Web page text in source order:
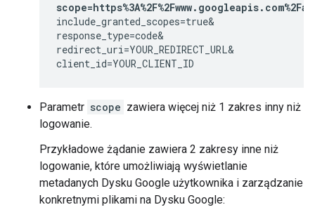
include_granted_scopes=true&
response_type=code&
redirect_uri=YOUR_REDIRECT_URL&
client_id=YOUR_CLIENT_ID
Parametr scope zawiera więcej niż 1 zakres inny niż
logowanie.
Przykładowe żądanie zawiera 2 zakresy inne niż
logowanie, które umożliwiają wyświetlanie
metadanych Dysku Google użytkownika i zarządzanie
konkretnymi plikami na Dysku Google: